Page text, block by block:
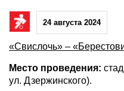
24 августа 2024
«Свислочь» –
Место проведения:
ул. Дзержинского).